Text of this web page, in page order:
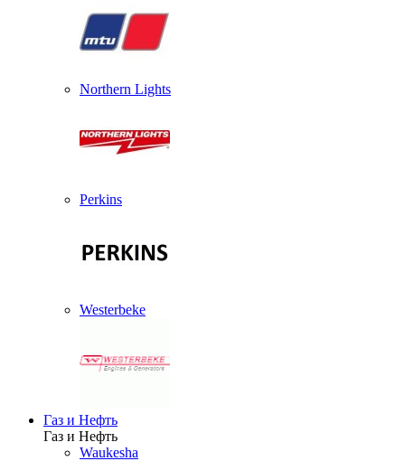
Northern Lights
Perkins
Westerbeke
Газ и Нефть
Газ и Нефть
Waukesha